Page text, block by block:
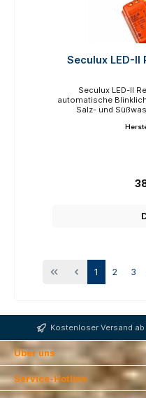
Seculux LED-II
Seculux LED-II
automatische
Salz- und
bei
1 2 3
Kostenloser Versand
Über uns
Service-Hotline